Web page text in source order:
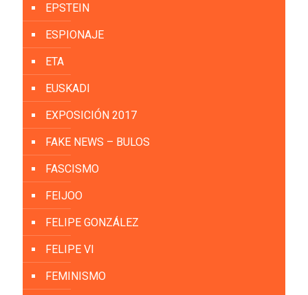
EPSTEIN
ESPIONAJE
ETA
EUSKADI
EXPOSICIÓN 2017
FAKE NEWS – BULOS
FASCISMO
FEIJOO
FELIPE GONZÁLEZ
FELIPE VI
FEMINISMO